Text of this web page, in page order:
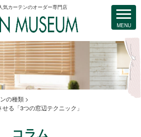
気カーテンのオーダー専門店
の種類
る「3つの窓辺テクニック」
コラム